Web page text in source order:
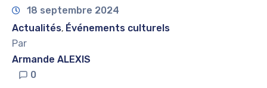
18 septembre 2024
Actualités‚ Événements culturels
Par
Armande ALEXIS
0